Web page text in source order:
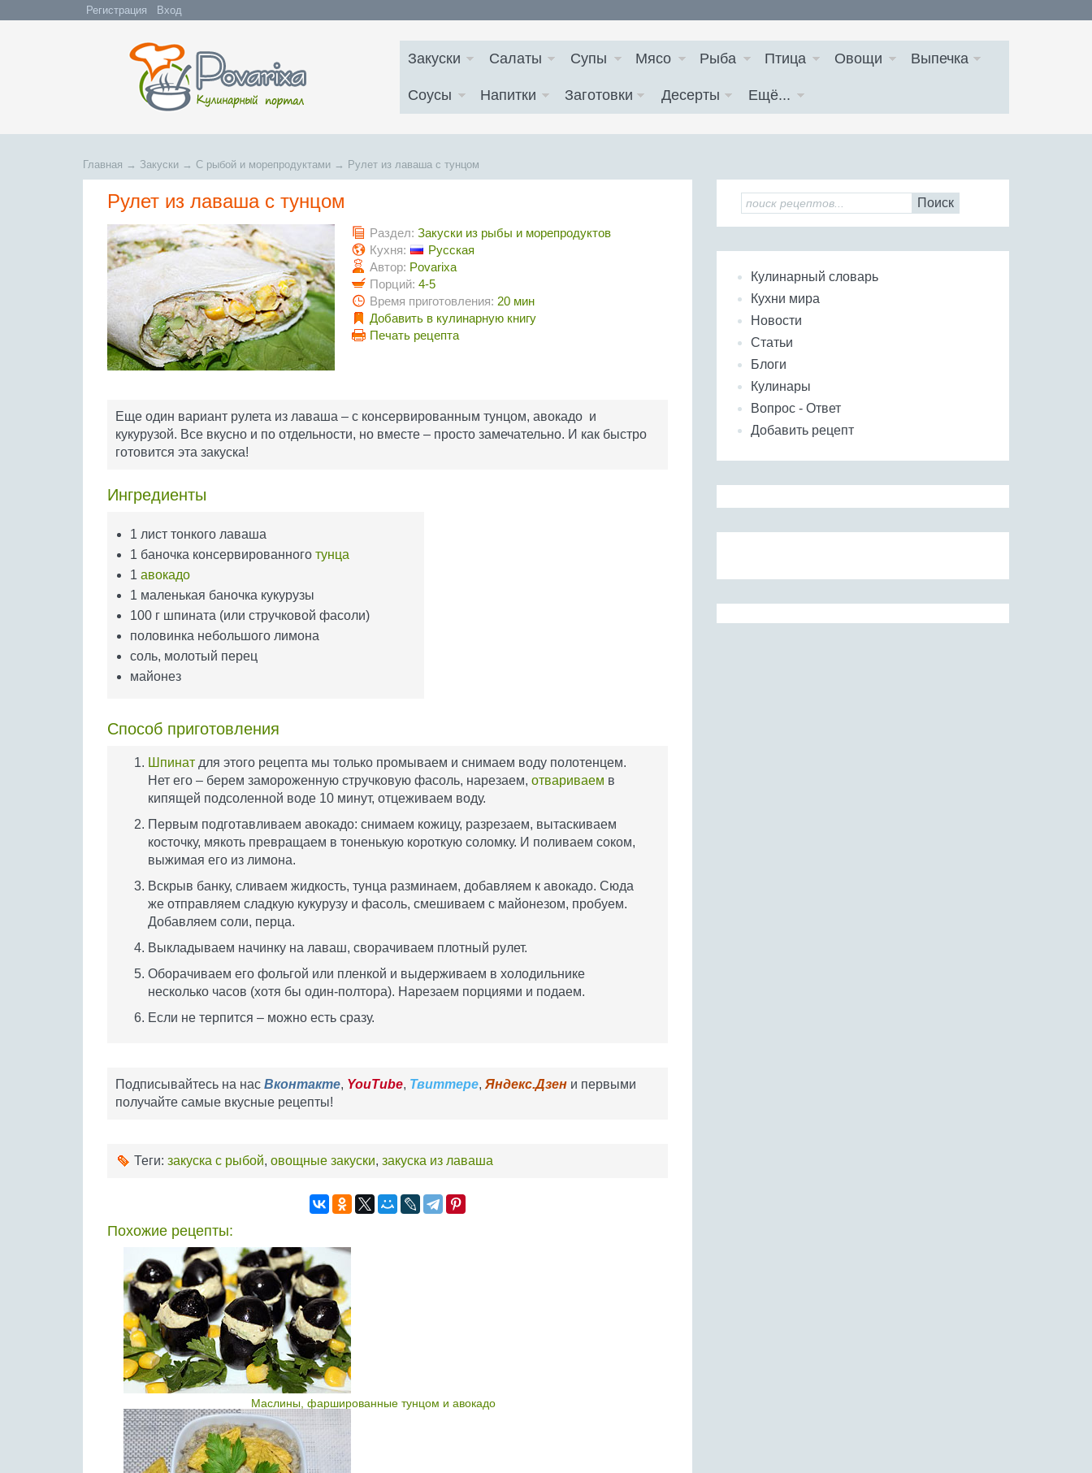
Регистрация Вход
Закуски Салаты Супы Мясо Рыба Птица Овощи Выпечка
Соусы Напитки Заготовки Десерты Ещё...
Главная → Закуски → С рыбой и морепродуктами → Рулет из лаваша с тунцом
Рулет из лаваша с тунцом
Раздел: Закуски из рыбы и морепродуктов
Кухня:
Русская
Автор: Povarixa
Порций: 4-5
Время приготовления: 20 мин
Добавить в кулинарную книгу
Печать рецепта
Еще один вариант рулета из лаваша – с консервированным тунцом, авокадо и
кукурузой. Все вкусно и по отдельности, но вместе – просто замечательно. И как быстро
готовится эта закуска!
Ингредиенты
1 лист тонкого лаваша
1 баночка консервированного тунца
1 авокадо
1 маленькая баночка кукурузы
100 г шпината (или стручковой фасоли)
половинка небольшого лимона
соль, молотый перец
майонез
Способ приготовления
Шпинат для этого рецепта мы только промываем и снимаем воду полотенцем.
Нет его – берем замороженную стручковую фасоль, нарезаем, отвариваем в
кипящей подсоленной воде 10 минут, отцеживаем воду.
Первым подготавливаем авокадо: снимаем кожицу, разрезаем, вытаскиваем
косточку, мякоть превращаем в тоненькую короткую соломку. И поливаем соком,
выжимая его из лимона.
Вскрыв банку, сливаем жидкость, тунца разминаем, добавляем к авокадо. Сюда
же отправляем сладкую кукурузу и фасоль, смешиваем с майонезом, пробуем.
Добавляем соли, перца.
Выкладываем начинку на лаваш, сворачиваем плотный рулет.
Оборачиваем его фольгой или пленкой и выдерживаем в холодильнике
несколько часов (хотя бы один-полтора). Нарезаем порциями и подаем.
Если не терпится – можно есть сразу.
Подписывайтесь на нас Вконтакте, YouTube, Твиттере, Яндекс.Дзен и первыми
получайте самые вкусные рецепты!
Теги: закуска с рыбой, овощные закуски, закуска из лаваша
Похожие рецепты:
Маслины, фаршированные тунцом и авокадо
Поиск
Кулинарный словарь
Кухни мира
Новости
Статьи
Блоги
Кулинары
Вопрос - Ответ
Добавить рецепт